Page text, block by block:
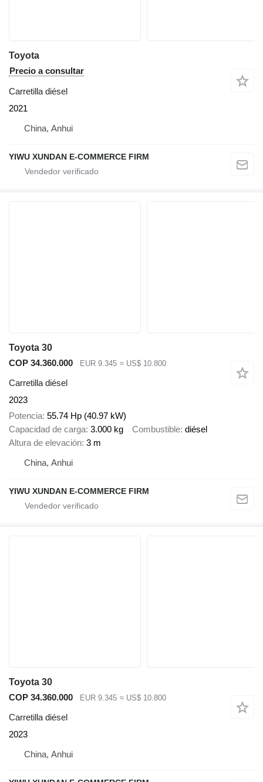
Toyota
Precio a consultar
Carretilla diésel
2021
China, Anhui
YIWU XUNDAN E-COMMERCE FIRM
Toyota 30
COP 34.360.000
EUR 9.345 ≈ US$ 10.800
Carretilla diésel
2023
Potencia 55.74 Hp (40.97 kW)
Capacidad de carga 3.000 kg Combustible diésel
Altura de elevación 3 m
China, Anhui
YIWU XUNDAN E-COMMERCE FIRM
Toyota 30
COP 34.360.000
EUR 9.345 ≈ US$ 10.800
Carretilla diésel
2023
China, Anhui